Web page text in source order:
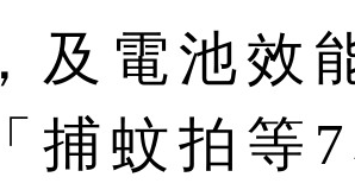
及電池效
捕蚊拍等